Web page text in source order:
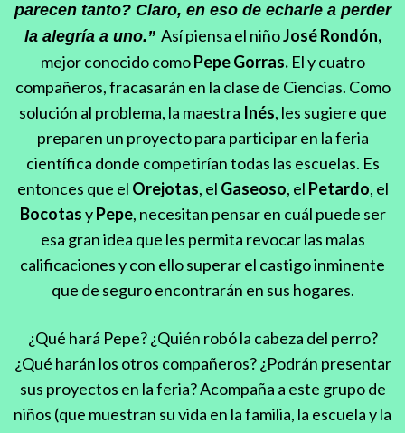
parecen tanto? Claro, en eso de echarle a perder
la alegría a uno.” Así piensa el niñoJosé Rondón,
mejor conocido comoPepe Gorras. El y cuatro
compañeros, fracasarán en la clase de Ciencias. Como
solución al problema, la maestra Inés, les sugiere que
preparen un proyecto para participar en la feria
científica donde competirían todas las escuelas. Es
entonces que el Orejotas, el Gaseoso, el Petardo, el
BocotasyPepe, necesitan pensar en cuál puede ser
esa gran idea que les permita revocar las malas
calificaciones y con ello superar el castigo inminente
que de seguro encontrarán en sus hogares.
¿Qué hará Pepe? ¿Quién robó la cabeza del perro?
¿Qué harán los otros compañeros? ¿Podrán presentar
sus proyectos en la feria? Acompaña a este grupo de
niños (que muestran su vida en la familia, la escuela y la